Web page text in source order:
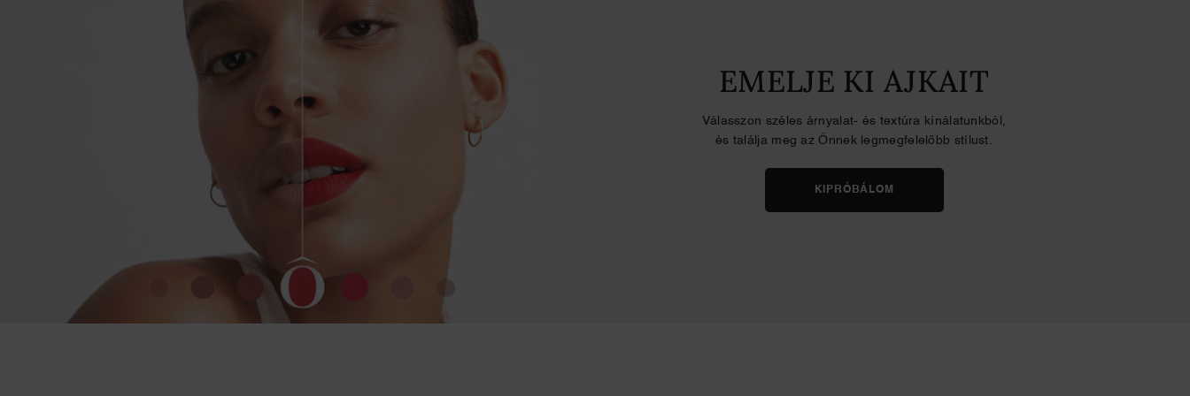
EMELJE KI AJKAIT
Válasszon széles árnyalat- és textúra kínálatunkból,
és találja meg az Önnek legmegfelelőbb stílust.
KIPRÓBÁLOM